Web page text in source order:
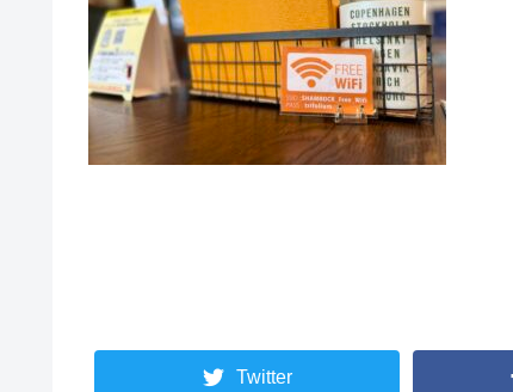
Twitter